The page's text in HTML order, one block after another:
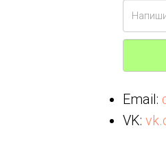
Email:
VK: